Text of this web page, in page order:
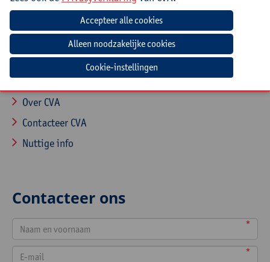
Navigatie
Start
Over CVA
Contacteer CVA
Nuttige info
Contacteer ons
*
*
Cookie-instellingen